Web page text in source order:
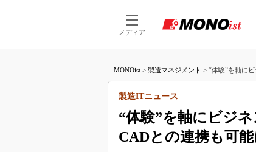
メディア
つながる
MONOist > 製造マネジメント > “体験”を軸に
“体験”を軸にビジ
CADとの連携も可能
製造ITニュース